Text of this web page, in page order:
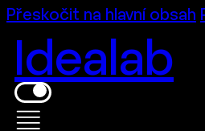
Přeskočit na hlavní obsah
Idealab